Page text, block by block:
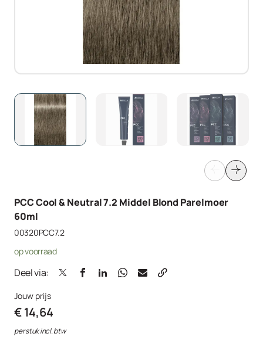
PCC Cool & Neutral 7.2 Middel Blond Parelmoer
60ml
00320PCC7.2
op voorraad
Deel via:
Jouw prijs
€ 14,64
per stuk incl. btw